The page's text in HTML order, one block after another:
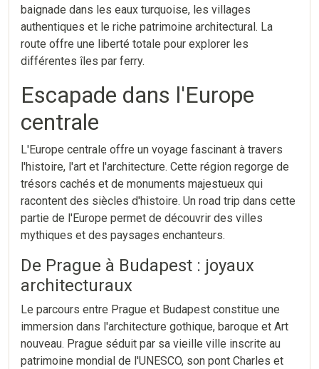
baignade dans les eaux turquoise, les villages
authentiques et le riche patrimoine architectural. La
route offre une liberté totale pour explorer les
différentes îles par ferry.
Escapade dans l'Europe
centrale
L'Europe centrale offre un voyage fascinant à travers
l'histoire, l'art et l'architecture. Cette région regorge de
trésors cachés et de monuments majestueux qui
racontent des siècles d'histoire. Un road trip dans cette
partie de l'Europe permet de découvrir des villes
mythiques et des paysages enchanteurs.
De Prague à Budapest : joyaux
architecturaux
Le parcours entre Prague et Budapest constitue une
immersion dans l'architecture gothique, baroque et Art
nouveau. Prague séduit par sa vieille ville inscrite au
patrimoine mondial de l'UNESCO, son pont Charles et